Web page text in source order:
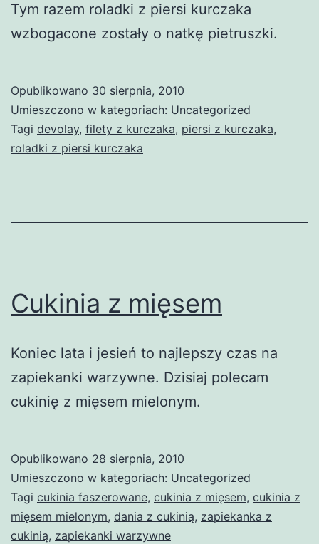
Tym razem roladki z piersi kurczaka
wzbogacone zostały o natkę pietruszki.
Opublikowano 30 sierpnia, 2010
Umieszczono w kategoriach: Uncategorized
Tagi devolay, filety z kurczaka, piersi z kurczaka,
roladki z piersi kurczaka
Cukinia z mięsem
Koniec lata i jesień to najlepszy czas na
zapiekanki warzywne. Dzisiaj polecam
cukinię z mięsem mielonym.
Opublikowano 28 sierpnia, 2010
Umieszczono w kategoriach: Uncategorized
Tagi cukinia faszerowane, cukinia z mięsem, cukinia z
mięsem mielonym, dania z cukinią, zapiekanka z
cukinią, zapiekanki warzywne